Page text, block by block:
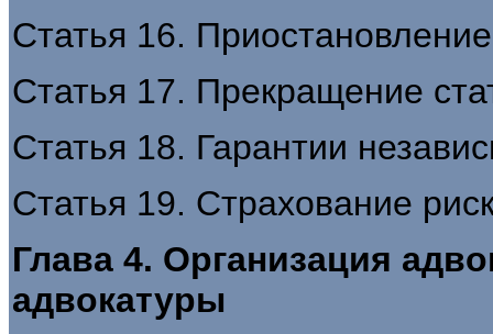
Статья 16.
Статья 17. Прекращение
Статья 18. Гарантии
Статья 19. Страхование
Глава 4. Организация
адвокатуры